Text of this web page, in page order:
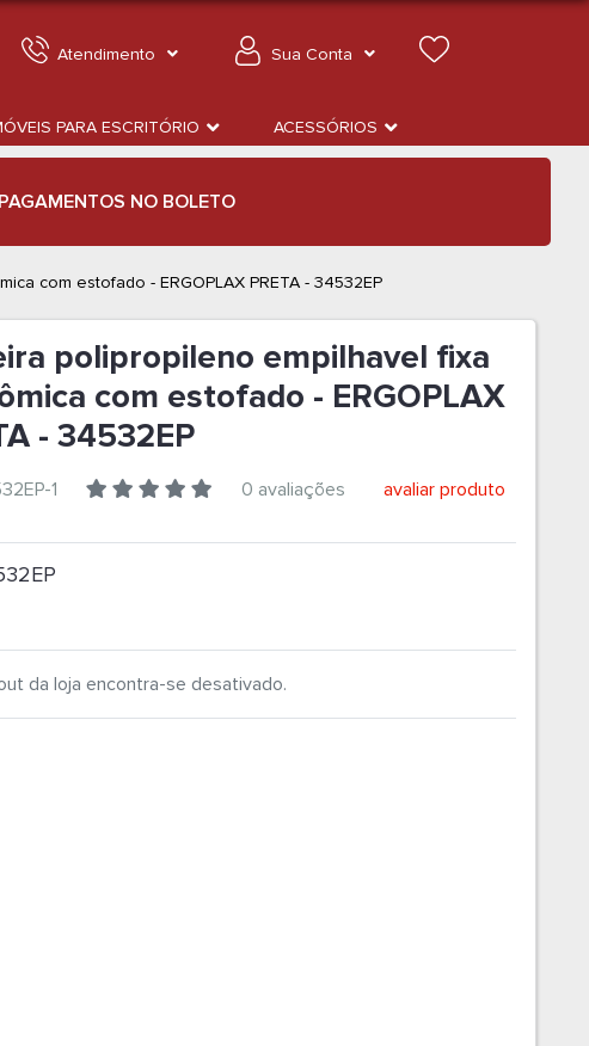
Atendimento Sua Conta
PARA ESCRITÓRIO ACESSÓRIOS
PAGAMENTOS NO BOLETO
com estofado - ERGOPLAX PRETA - 34532EP
polipropileno empilhavel fixa
com estofado - ERGOPLAX
- 34532EP
1 0 avaliações avaliar produto
da loja encontra-se desativado.